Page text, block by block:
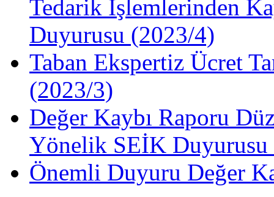
Tedarik İşlemlerinden
Duyurusu (2023/4)
Taban Ekspertiz Ücret
(2023/3)
Değer Kaybı Raporu
Yönelik SEİK Duyurusu
Önemli Duyuru Değer